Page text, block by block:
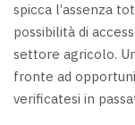
spicca l’assenza
possibilità di
settore agricolo.
fronte ad
verificatesi in